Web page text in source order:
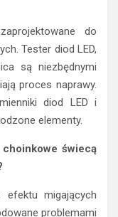
do
Tester diod LED,
są niezbędnymi
proces naprawy.
diod LED i
elementy.
świecą
efektu migających
problemami